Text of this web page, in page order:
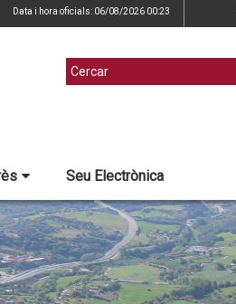
Data i hora oficials: 06/08/2026 00:23
Seu Electrònica